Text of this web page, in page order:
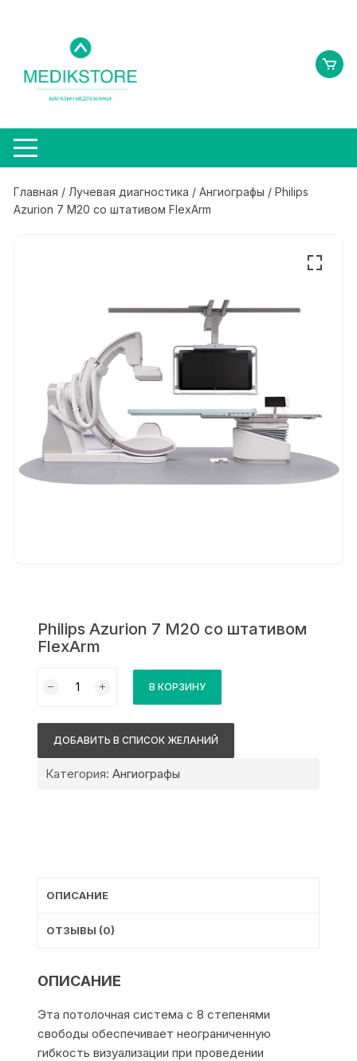
содержимому
Главная / Лучевая диагностика /Ангиографы / Philips
Azurion 7 М20 со штативом FlexArm
Philips Azurion 7 М20 со штативом
FlexArm
товара
М20
В КОРЗИНУ
ДОБАВИТЬ В СПИСОК ЖЕЛАНИЙ
Категория:Ангиографы
ОПИСАНИЕ
ОТЗЫВЫ (0)
ОПИСАНИЕ
Эта потолочная система с 8 степенями
свободы обеспечивает неограниченную
гибкость визуализации при проведении